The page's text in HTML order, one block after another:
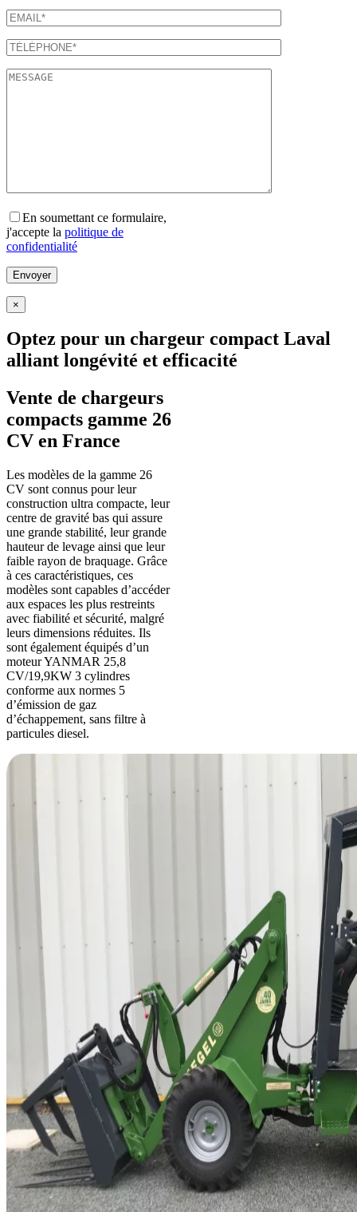
En soumettant ce formulaire,
j'accepte la politique de
confidentialité
×
Optez pour un chargeur compact Laval
alliant longévité et efficacité
Vente de chargeurs
compacts gamme 26
CV en France
Les modèles de la gamme 26
CV sont connus pour leur
construction ultra compacte, leur
centre de gravité bas qui assure
une grande stabilité, leur grande
hauteur de levage ainsi que leur
faible rayon de braquage. Grâce
à ces caractéristiques, ces
modèles sont capables d’accéder
aux espaces les plus restreints
avec fiabilité et sécurité, malgré
leurs dimensions réduites. Ils
sont également équipés d’un
moteur YANMAR 25,8
CV/19,9KW 3 cylindres
conforme aux normes 5
d’émission de gaz
d’échappement, sans filtre à
particules diesel.